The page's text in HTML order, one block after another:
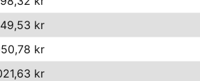
kr
kr
kr